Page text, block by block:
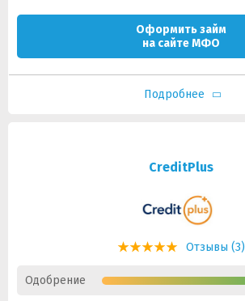
Оформить займ
на сайте МФО
Подробнее
CreditPlus
Отзывы (3)
Одобрение